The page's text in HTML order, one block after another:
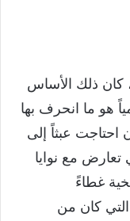
كان ذلك الأساس
هو ما انحرف بها
احتاجت عبثاً إلى
تعارض مع نوايا
غطاءً
لمقاصدهما وجسراً لحرب مايو 1994 التي كان من